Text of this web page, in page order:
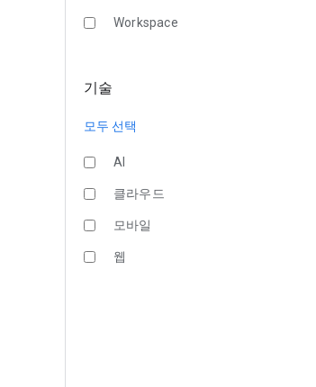
Workspace
기술
모두 선택
AI
클라우드
모바일
웹